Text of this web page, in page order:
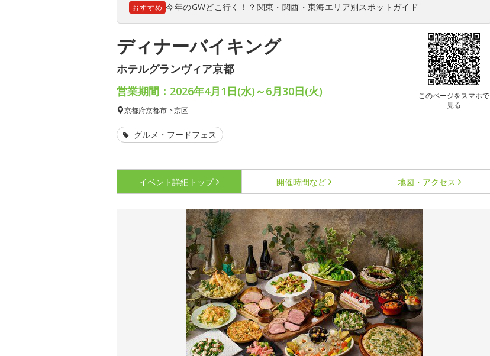
おすすめ 今年のGWどこ行く！？関東・関西・東海エリア別スポットガイド
ディナーバイキング
ホテルグランヴィア京都
このページをスマホで
見る
営業期間：2026年4月1日(水)～6月30日(火)
京都府京都市下京区
グルメ・フードフェス
イベント詳細 トップ 開催時間など 地図・アクセス